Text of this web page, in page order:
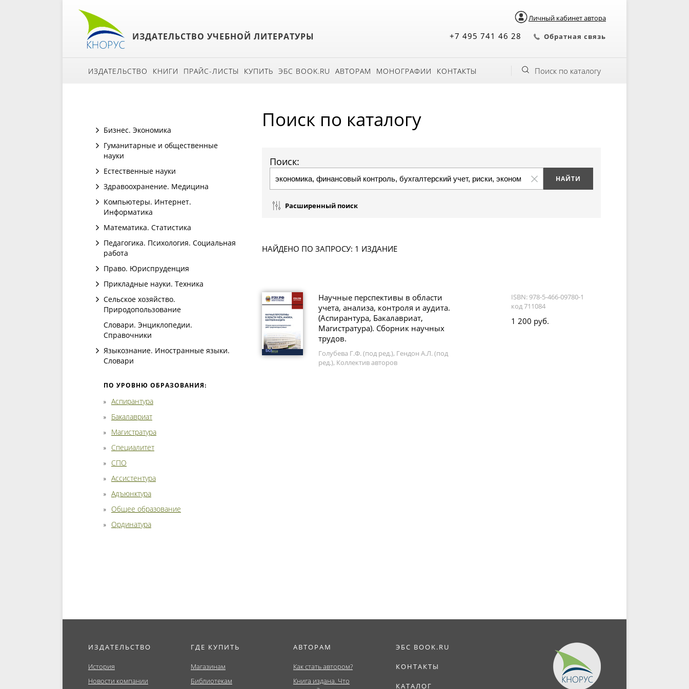
Личный кабинет автора
ИЗДАТЕЛЬСТВО УЧЕБНОЙ ЛИТЕРАТУРЫ +7 495 741 46 28 Обратная связь
ИЗДАТЕЛЬСТВО КНИГИ ПРАЙС-ЛИСТЫ КУПИТЬ ЭБС BOOK.RU АВТОРАМ МОНОГРАФИИ КОНТАКТЫ Поиск по каталогу
Бизнес. Экономика
Гуманитарные и общественные
науки
Естественные науки
Здравоохранение. Медицина
Компьютеры. Интернет.
Информатика
Математика. Статистика
Педагогика. Психология. Социальная
работа
Право. Юриспруденция
Прикладные науки. Техника
Сельское хозяйство.
Природопользование
Словари. Энциклопедии.
Справочники
Языкознание. Иностранные языки.
Словари
ПО УРОВНЮ ОБРАЗОВАНИЯ:
Аспирантура
Бакалавриат
Магистратура
Специалитет
СПО
Ассистентура
Адъюнктура
Общее образование
Ординатура
Поиск по каталогу
Поиск:
Расширенный поиск
НАЙДЕНО ПО ЗАПРОСУ: 1 ИЗДАНИЕ
Научные перспективы в области
учета, анализа, контроля и аудита.
(Аспирантура, Бакалавриат,
Магистратура). Сборник научных
трудов.
Голубева Г.Ф. (под ред.), Гендон А.Л. (под
ред.), Коллектив авторов
ISBN: 978-5-466-09780-1
код 711084
1 200 руб.
ИЗДАТЕЛЬСТВО
История
Новости компании
ГДЕ КУПИТЬ
Магазинам
Библиотекам
АВТОРАМ
Как стать автором?
Книга издана. Что
ЭБС BOOK.RU
КОНТАКТЫ
КАТАЛОГ